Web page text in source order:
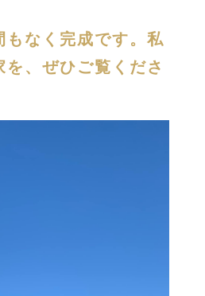
もなく完成です。 私
を、ぜひご覧くださ